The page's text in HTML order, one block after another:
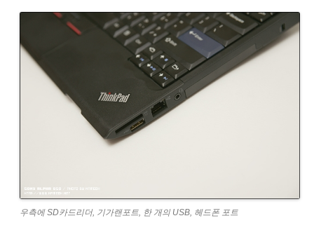
우측에 SD카드리더, 기가랜포트, 한 개의 USB, 헤드폰 포트